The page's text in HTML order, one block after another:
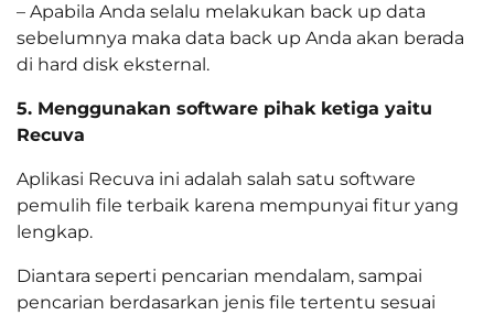
– Apabila Anda selalu melakukan back up data
sebelumnya maka data back up Anda akan berada
di hard disk eksternal.
5. Menggunakan software pihak ketiga yaitu
Recuva
Aplikasi Recuva ini adalah salah satu software
pemulih file terbaik karena mempunyai fitur yang
lengkap.
Diantara seperti pencarian mendalam, sampai
pencarian berdasarkan jenis file tertentu sesuai